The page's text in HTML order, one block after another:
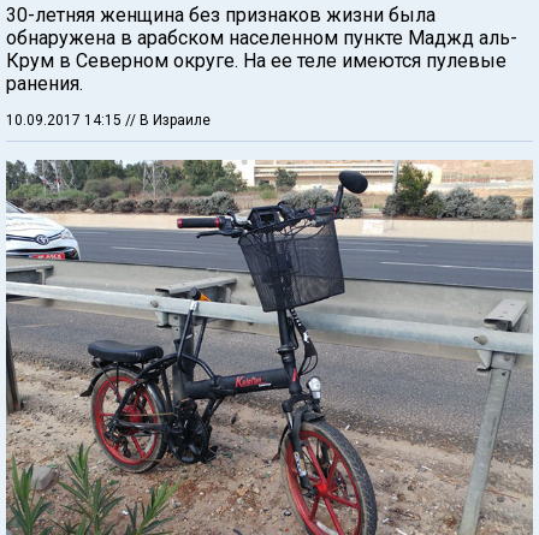
30-летняя женщина без признаков жизни была
обнаружена в арабском населенном пункте Маджд аль-
Крум в Северном округе. На ее теле имеются пулевые
ранения.
10.09.2017 14:15 // В Израиле